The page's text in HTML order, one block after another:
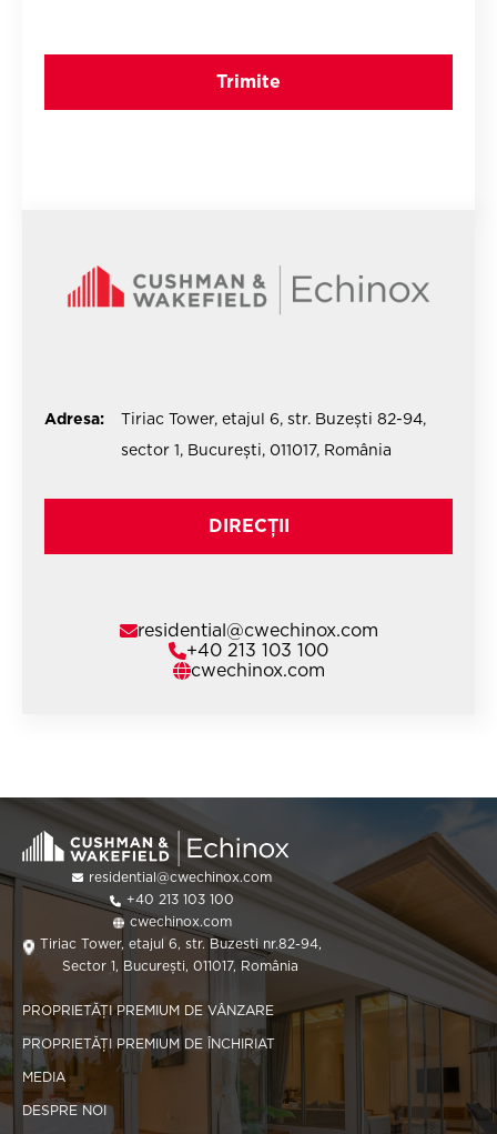
Adresa:
Tiriac Tower, etajul 6, str. Buzești 82-94,
sector 1, București, 011017, România
DIRECȚII
residential@cwechinox.com
+40 213 103 100
cwechinox.com
residential@cwechinox.com
+40 213 103 100
cwechinox.com
Tiriac Tower, etajul 6, str. Buzesti nr.82-94,
Sector 1, București, 011017, România
PROPRIETĂȚI PREMIUM DE VÂNZARE
PROPRIETĂȚI PREMIUM DE ÎNCHIRIAT
MEDIA
DESPRE NOI